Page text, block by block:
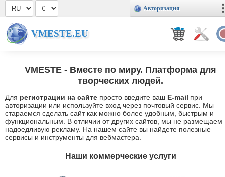
Авторизация
VMESTE.EU
VMESTE - Вместе по миру. Платформа для
творческих людей.
Для регистрации на сайте просто введите ваш E-mail при
авторизации или используйте вход через почтовый сервис. Мы
стараемся сделать сайт как можно более удобным, быстрым и
функциональным. В отличии от других сайтов, мы не размещаем
надоедливую рекламу. На нашем сайте вы найдете полезные
сервисы и инструменты для вебмастера.
Наши коммерческие услуги